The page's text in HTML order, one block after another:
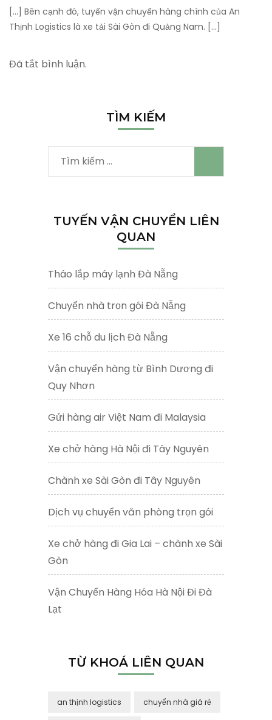
[…] Bên cạnh đó, tuyến vận chuyển hàng chính của An
Thịnh Logistics là xe tải Sài Gòn đi Quảng Nam. […]
Đã tắt bình luận.
TÌM KIẾM
Tìm
kiếm
TUYẾN VẬN CHUYỂN LIÊN
QUAN
Tháo lắp máy lạnh Đà Nẵng
Chuyển nhà trọn gói Đà Nẵng
Xe 16 chỗ du lịch Đà Nẵng
Vận chuyển hàng từ Bình Dương đi
Quy Nhơn
Gửi hàng air Việt Nam đi Malaysia
Xe chở hàng Hà Nội đi Tây Nguyên
Chành xe Sài Gòn đi Tây Nguyên
Dịch vụ chuyển văn phòng trọn gói
Xe chở hàng đi Gia Lai – chành xe Sài
Gòn
Vận Chuyển Hàng Hóa Hà Nội Đi Đà
Lạt
TỪ KHOÁ LIÊN QUAN
an thịnh logistics chuyển nhà giá rẻ